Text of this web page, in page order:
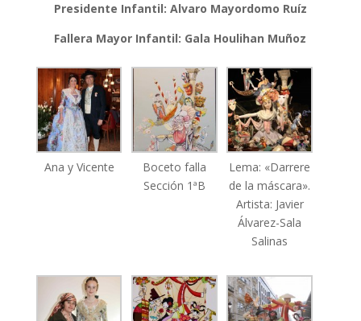
Presidente Infantil: Alvaro Mayordomo Ruíz
Fallera Mayor Infantil: Gala Houlihan Muñoz
Ana y Vicente
Boceto falla
Sección 1ªB
Lema: «Darrere
de la máscara».
Artista: Javier
Álvarez-Sala
Salinas